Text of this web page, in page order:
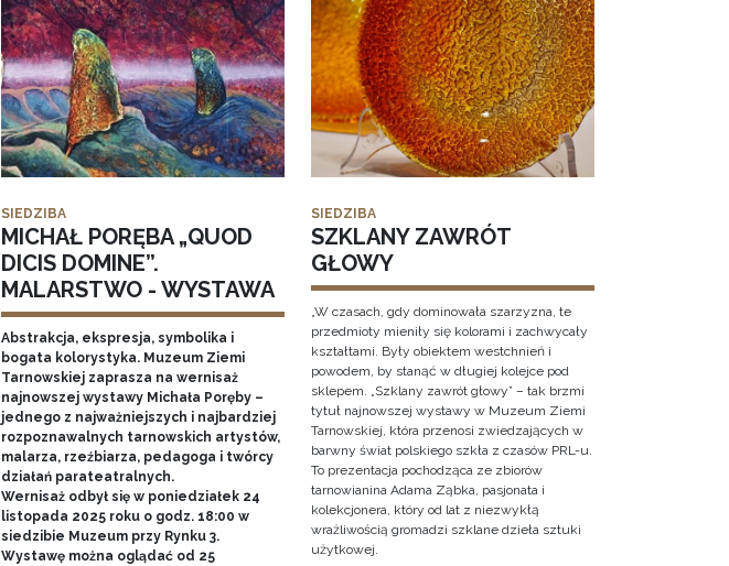
SIEDZIBA
MICHAŁ PORĘBA „QUOD
DICIS DOMINE”.
MALARSTWO - WYSTAWA
Abstrakcja, ekspresja, symbolika i
bogata kolorystyka. Muzeum Ziemi
Tarnowskiej zaprasza na wernisaż
najnowszej wystawy Michała Poręby –
jednego z najważniejszych i najbardziej
rozpoznawalnych tarnowskich artystów,
malarza, rzeźbiarza, pedagoga i twórcy
działań parateatralnych.
Wernisaż odbył się w poniedziałek 24
listopada 2025 roku o godz. 18:00 w
siedzibie Muzeum przy Rynku 3.
Wystawę można oglądać od 25
SIEDZIBA
SZKLANY ZAWRÓT
GŁOWY
„W czasach, gdy dominowała szarzyzna, te
przedmioty mieniły się kolorami i zachwycały
kształtami. Były obiektem westchnień i
powodem, by stanąć w długiej kolejce pod
sklepem. „Szklany zawrót głowy” – tak brzmi
tytuł najnowszej wystawy w Muzeum Ziemi
Tarnowskiej, która przenosi zwiedzających w
barwny świat polskiego szkła z czasów PRL-u.
To prezentacja pochodząca ze zbiorów
tarnowianina Adama Ząbka, pasjonata i
kolekcjonera, który od lat z niezwykłą
wrażliwością gromadzi szklane dzieła sztuki
użytkowej.